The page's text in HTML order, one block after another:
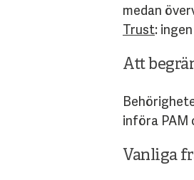
medan
Trust:
Att
införa PAM
Vanliga